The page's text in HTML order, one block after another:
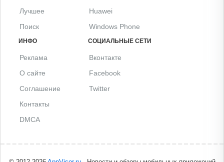
Лучшее
Поиск
Huawei
Windows Phone
ИНФО
Реклама
О сайте
Соглашение
Контакты
DMCA
СОЦИАЛЬНЫЕ СЕТИ
Вконтакте
Facebook
Twitter